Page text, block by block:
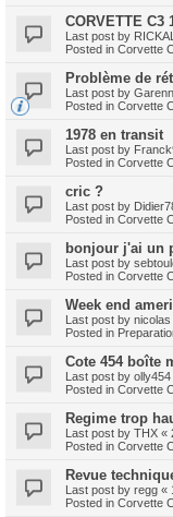
CORVETTE C3
Last post by
Posted in Corvette
Problème de
Last post by
Posted in Corvette
1978 en transit
Last post by
Posted in Corvette
cric ?
Last post by
Posted in Corvette
bonjour j'ai un
Last post by
Posted in Corvette
Week end
Last post by nicolas
Posted in
Cote 454 boîte
Last post by olly454
Posted in Corvette
Regime trop
Last post by THX «
Posted in Corvette
Revue
Last post by regg «
Posted in Corvette